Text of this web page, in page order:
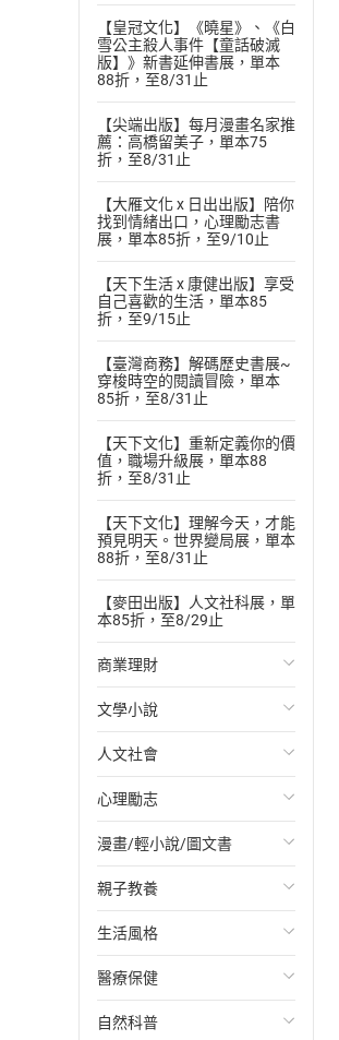
【皇冠文化】《曉星》、《白
雪公主殺人事件【童話破滅
版】》新書延伸書展，單本
88折，至8/31止
【尖端出版】每月漫畫名家推
薦：高橋留美子，單本75
折，至8/31止
【大雁文化 x 日出出版】陪你
找到情緒出口，心理勵志書
展，單本85折，至9/10止
【天下生活 x 康健出版】享受
自己喜歡的生活，單本85
折，至9/15止
【臺灣商務】解碼歷史書展~
穿梭時空的閱讀冒險，單本
85折，至8/31止
【天下文化】重新定義你的價
值，職場升級展，單本88
折，至8/31止
【天下文化】理解今天，才能
預見明天。世界變局展，單本
88折，至8/31止
【麥田出版】人文社科展，單
本85折，至8/29止
商業理財
投資理財
經濟/趨勢
財務/金融
管理/領導
職場工作術
成功法
行銷/廣告
傳記
文學小說
歐美文學
日本文學
韓國文學
華文文學
經典文學
成長/家庭生活小說
懸疑/推理小說
人文社會
國際關係
政治
社會科學
台灣/中國歷史
日/韓歷史
其他歷史/史學
心理勵志
心靈成長/情緒
人際關係
兩性關係
心理學
漫畫/輕小說/圖文書
輕小說
奇幻/科幻
愛情故事
職場/社會寫實
親子教養
教育現場
兒童文學/故事
兒童科普/學習
生活風格
飲食/食譜
健身/美顏
醫療保健
健康/養生
自然科普